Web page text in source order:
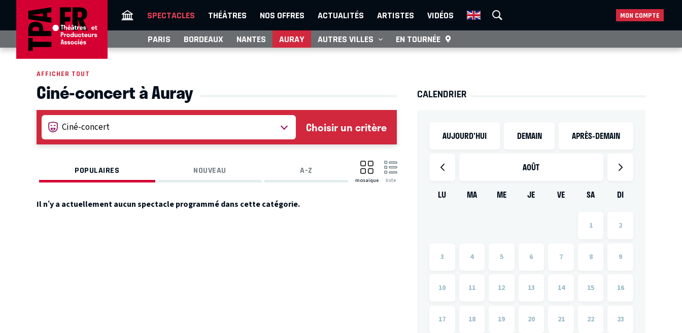
SPECTACLES THÉÂTRES NOS OFFRES ACTUALITÉS ARTISTES VIDÉOS MON COMPTE
PARIS BORDEAUX NANTES AURAY AUTRES VILLES EN TOURNÉE
AFFICHER TOUT
Ciné-concert à Auray
Choisir un critère
POPULAIRES NOUVEAU A-Z
mosaïque liste
Il n’y a actuellement aucun spectacle programmé dans cette catégorie.
CALENDRIER
AUJOURD'HUI DEMAIN APRÈS-DEMAIN
AOÛT
LU MA ME JE VE SA DI
1 2
3 4 5 6 7 8 9
10 11 12 13 14 15 16
17 18 19 20 21 22 23